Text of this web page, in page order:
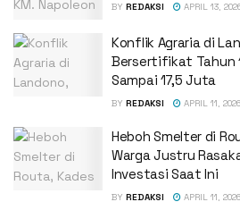
BY REDAKSI APRIL 13,
Konflik Agraria di
Bersertifikat Tahun
Sampai 17,5 Juta
BY REDAKSI APRIL 11, 2026
Heboh Smelter di
Warga Justru
Investasi Saat Ini
BY REDAKSI APRIL 11, 2026